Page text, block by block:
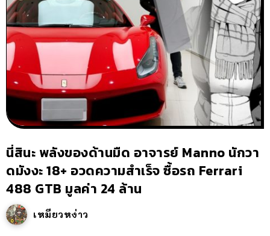
นี่สินะ พลังของด้านมืด อาจารย์ Manno นักวา
ดมังงะ 18+ อวดความสำเร็จ ซื้อรถ Ferrari
488 GTB มูลค่า 24 ล้าน
เหมียวหง่าว